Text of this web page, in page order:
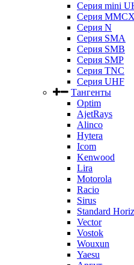
Серия mini
Серия MMCX
Серия N
Серия SMA
Серия SMB
Серия SMP
Серия TNC
Серия UHF
Тангенты
Optim
AjetRays
Alinco
Hytera
Icom
Kenwood
Lira
Motorola
Racio
Sirus
Standard
Vector
Vostok
Wouxun
Yaesu